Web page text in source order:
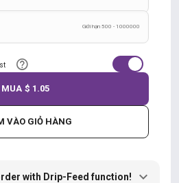
Giới hạn 500 - 1000000
VÀO GIỎ HÀNG
MUA $ 1.05
with Drip-Feed function!